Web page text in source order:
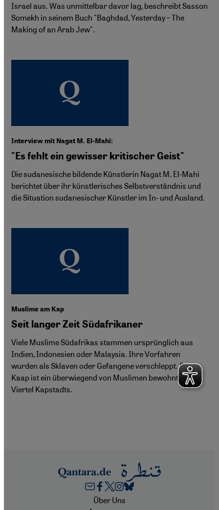
Israel aus. Was unmittelbar davor lag, beschreibt Sasson
Somekh in seinem Buch "Baghdad, Yesterday – The
Making of an Arab Jew".
Interview mit Nagat M. El-Mahi:
"Es fehlt ein gewisser kritischer Geist"
Die sudanesische bildende Künstlerin Nagat M. El-Mahi
berichtet über ihr künstlerisches Selbstverständnis und
die Situation sudanesischer Künstler im In- und Ausland.
Muslime am Kap
Seit langer Zeit Südafrikaner
Viele Muslime Südafrikas stammen ursprünglich aus
Indien, Indonesien oder Malaysia. Ihre Vorfahren
wurden als Sklaven oder Gefangene verschleppt. Bo-
Kaap ist ein überwiegend von Muslimen bewohntes
Viertel Kapstadts.
FooterÜber Uns